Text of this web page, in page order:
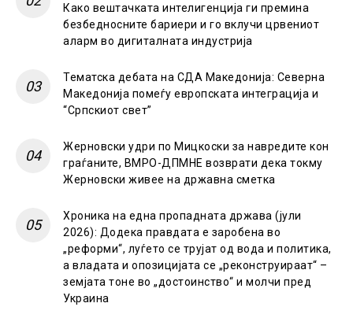
Како вештачката интелигенција ги премина
безбедносните бариери и го вклучи црвениот
аларм во дигиталната индустрија
Тематска дебата на СДА Македонија: Северна
Македонија помеѓу европската интеграција и
“Српскиот свет”
Жерновски удри по Мицкоски за навредите кон
граѓаните, ВМРО-ДПМНЕ возврати дека токму
Жерновски живее на државна сметка
Хроника на една пропадната држава (јули
2026): Додека правдата е заробена во
„реформи“, луѓето се трујат од вода и политика,
а владата и опозицијата се „реконструираат“ –
земјата тоне во „достоинство“ и молчи пред
Украина